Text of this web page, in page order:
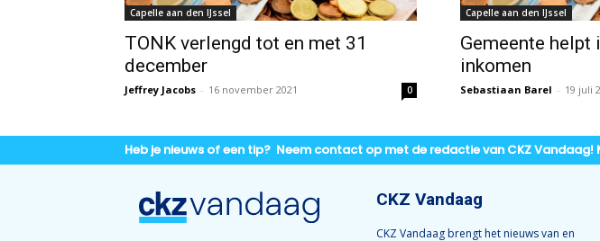
Capelle aan den IJssel
TONK verlengd tot en met 31
december
Jeffrey Jacobs - 16 november 2021 0
Capelle aan den IJssel
Gemeente helpt
inkomen
Sebastiaan Barel - 19 juli
Heb je nieuws of een tip? Neem contact op met de redactie van CKZ Vandaag!
CKZ Vandaag
CKZ Vandaag brengt het nieuws van en